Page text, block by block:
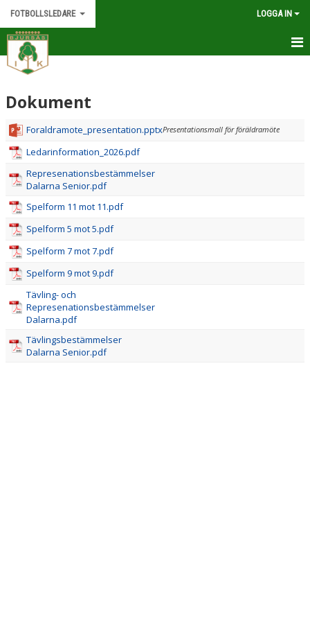
FOTBOLLSLEDARE LOGGA IN
HEM
NYHETER
DOKUMENT
SPORT ADMIN
MATERIALBESTÄLLNING
MIN FOTBOLL
Dokument
Foraldramote_presentation.pptxPresentationsmall för föräldramöte
Ledarinformation_2026.pdf
Represenationsbestämmelser
Dalarna Senior.pdf
Spelform 11 mot 11.pdf
Spelform 5 mot 5.pdf
Spelform 7 mot 7.pdf
Spelform 9 mot 9.pdf
Tävling- och
Represenationsbestämmelser
Dalarna.pdf
Tävlingsbestämmelser
Dalarna Senior.pdf